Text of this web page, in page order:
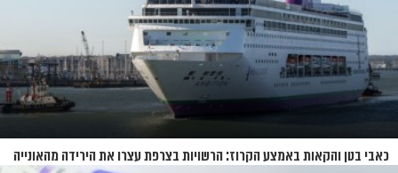
כאבי בטן והקאות באמצע הקרוז: הרשויות בצרפת עצרו את הירידה מהאונייה